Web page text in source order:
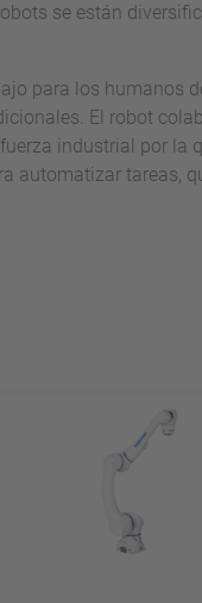
se están
para los humanos
El robot
industrial por la
automatizar tareas,